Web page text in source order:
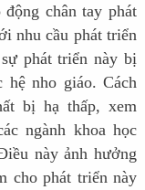
chân tay phát
nhu cầu phát triển
phát triển này bị
nho giáo. Cách
bị hạ thấp, xem
ngành khoa học
này ảnh hưởng
cho phát triển này